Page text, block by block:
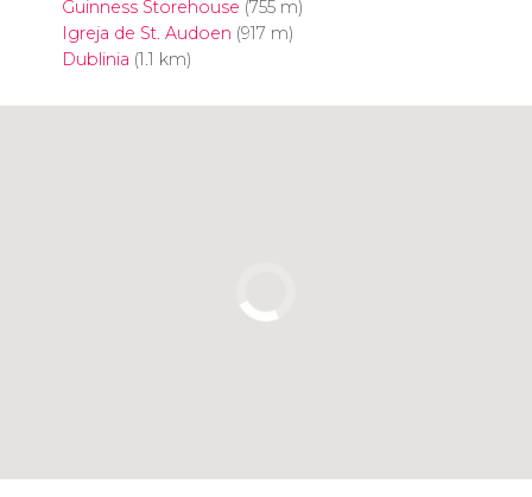
Guinness Storehouse (755 m)
Igreja de St. Audoen (917 m)
Dublinia (1.1 km)